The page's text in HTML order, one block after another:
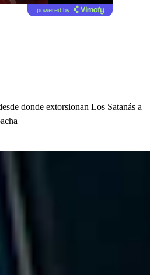
powered by
donde extorsionan Los Satanás a